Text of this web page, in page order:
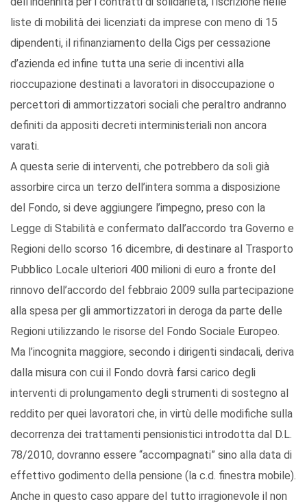
liste di mobilità dei licenziati da imprese con meno di 15
dipendenti, il rifinanziamento della Cigs per cessazione
d’azienda ed infine tutta una serie di incentivi alla
rioccupazione destinati a lavoratori in disoccupazione o
percettori di ammortizzatori sociali che peraltro andranno
definiti da appositi decreti interministeriali non ancora
varati.
A questa serie di interventi, che potrebbero da soli già
assorbire circa un terzo dell’intera somma a disposizione
del Fondo, si deve aggiungere l’impegno, preso con la
Legge di Stabilità e confermato dall’accordo tra Governo e
Regioni dello scorso 16 dicembre, di destinare al Trasporto
Pubblico Locale ulteriori 400 milioni di euro a fronte del
rinnovo dell’accordo del febbraio 2009 sulla partecipazione
alla spesa per gli ammortizzatori in deroga da parte delle
Regioni utilizzando le risorse del Fondo Sociale Europeo.
Ma l’incognita maggiore, secondo i dirigenti sindacali, deriva
dalla misura con cui il Fondo dovrà farsi carico degli
interventi di prolungamento degli strumenti di sostegno al
reddito per quei lavoratori che, in virtù delle modifiche sulla
decorrenza dei trattamenti pensionistici introdotta dal D.L.
78/2010, dovranno essere “accompagnati” sino alla data di
effettivo godimento della pensione (la c.d. finestra mobile).
Anche in questo caso appare del tutto irragionevole il non